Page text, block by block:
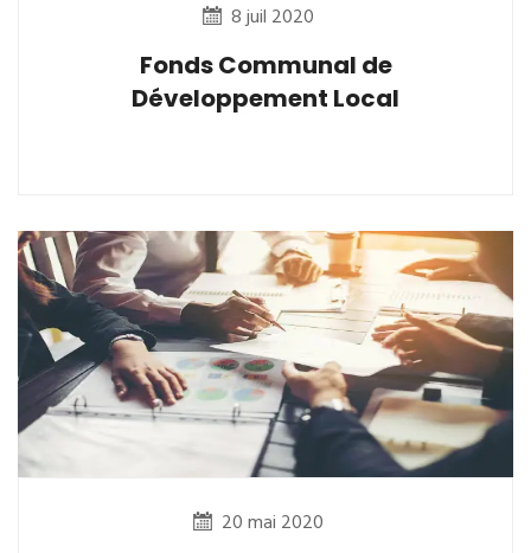
8 juil 2020
Fonds Communal de
Développement Local
20 mai 2020